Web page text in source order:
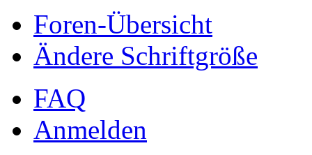
Foren-Übersicht
Ändere Schriftgröße
FAQ
Anmelden